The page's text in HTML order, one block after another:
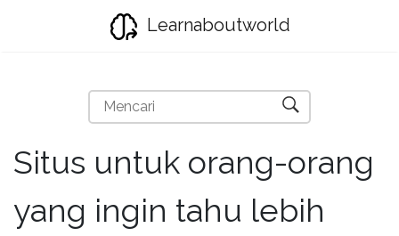
Learnaboutworld
Situs untuk orang-orang
yang ingin tahu lebih